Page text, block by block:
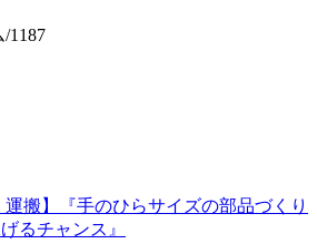
1187
運搬】『手のひらサイズの部品づくり
るチャンス』